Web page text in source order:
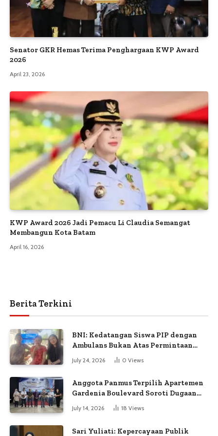
Senator GKR Hemas Terima Penghargaan KWP Award
2026
April 23, 2026
KWP Award 2026 Jadi Pemacu Li Claudia Semangat
Membangun Kota Batam
April 16, 2026
Berita Terkini
BNI: Kedatangan Siswa PIP dengan
Ambulans Bukan Atas Permintaan
July 24, 2026 0 Views
Anggota Panmus Terpilih Apartemen
Gardenia Boulevard Soroti Dugaan
Kejanggalan Voting
July 14, 2026 18 Views
Sari Yuliati: Kepercayaan Publik